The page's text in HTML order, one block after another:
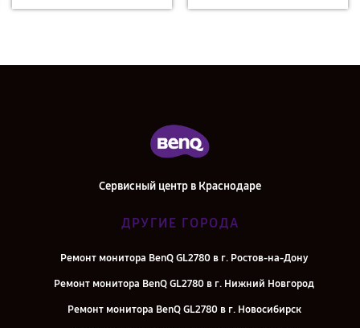
Сервисный центр в Краснодаре
ДРУГИЕ ГОРОДА
Ремонт монитора BenQ GL2780 в г. Ростов-на-Дону
Ремонт монитора BenQ GL2780 в г. Нижний Новгород
Ремонт монитора BenQ GL2780 в г. Новосибирск